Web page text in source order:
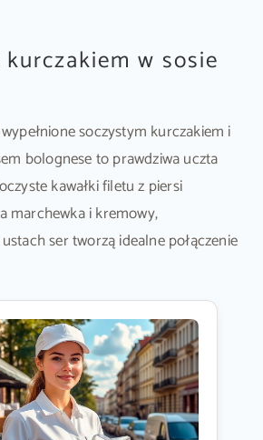
w sosie
soczystym kurczakiem i
bolognese to prawdziwa uczta
kawałki filetu z piersi
marchewka i kremowy,
ser tworzą idealne połączenie